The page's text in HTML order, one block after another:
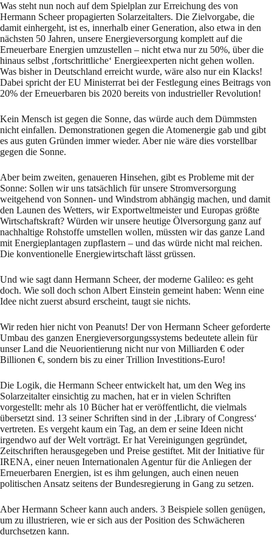
Was steht nun noch auf dem Spielplan zur Erreichung des von
Hermann Scheer propagierten Solarzeitalters. Die Zielvorgabe, die
damit einhergeht, ist es, innerhalb einer Generation, also etwa in den
nächsten 50 Jahren, unsere Energieversorgung komplett auf die
Erneuerbare Energien umzustellen – nicht etwa nur zu 50%, über die
hinaus selbst ‚fortschrittliche‘ Energieexperten nicht gehen wollen.
Was bisher in Deutschland erreicht wurde, wäre also nur ein Klacks!
Dabei spricht der EU Ministerrat bei der Festlegung eines Beitrags von
20% der Erneuerbaren bis 2020 bereits von industrieller Revolution!
Kein Mensch ist gegen die Sonne, das würde auch dem Dümmsten
nicht einfallen. Demonstrationen gegen die Atomenergie gab und gibt
es aus guten Gründen immer wieder. Aber nie wäre dies vorstellbar
gegen die Sonne.
Aber beim zweiten, genaueren Hinsehen, gibt es Probleme mit der
Sonne: Sollen wir uns tatsächlich für unsere Stromversorgung
weitgehend von Sonnen- und Windstrom abhängig machen, und damit
den Launen des Wetters, wir Exportweltmeister und Europas größte
Wirtschaftskraft? Würden wir unsere heutige Ölversorgung ganz auf
nachhaltige Rohstoffe umstellen wollen, müssten wir das ganze Land
mit Energieplantagen zupflastern – und das würde nicht mal reichen.
Die konventionelle Energiewirtschaft lässt grüssen.
Und wie sagt dann Hermann Scheer, der moderne Galileo: es geht
doch. Wie soll doch schon Albert Einstein gemeint haben: Wenn eine
Idee nicht zuerst absurd erscheint, taugt sie nichts.
Wir reden hier nicht von Peanuts! Der von Hermann Scheer geforderte
Umbau des ganzen Energieversorgungssystems bedeutete allein für
unser Land die Neuorientierung nicht nur von Milliarden € oder
Billionen €, sondern bis zu einer Trillion Investitions-Euro!
Die Logik, die Hermann Scheer entwickelt hat, um den Weg ins
Solarzeitalter einsichtig zu machen, hat er in vielen Schriften
vorgestellt: mehr als 10 Bücher hat er veröffentlicht, die vielmals
übersetzt sind. 13 seiner Schriften sind in der ‚Library of Congress‘
vertreten. Es vergeht kaum ein Tag, an dem er seine Ideen nicht
irgendwo auf der Welt vorträgt. Er hat Vereinigungen gegründet,
Zeitschriften herausgegeben und Preise gestiftet. Mit der Initiative für
IRENA, einer neuen Internationalen Agentur für die Anliegen der
Erneuerbaren Energien, ist es ihm gelungen, auch einen neuen
politischen Ansatz seitens der Bundesregierung in Gang zu setzen.
Aber Hermann Scheer kann auch anders. 3 Beispiele sollen genügen,
um zu illustrieren, wie er sich aus der Position des Schwächeren
durchsetzen kann.